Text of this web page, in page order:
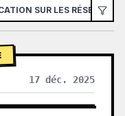
SUR LES RÉSEAUX
17 déc. 2025